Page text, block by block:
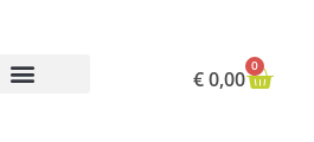
€0,00
0